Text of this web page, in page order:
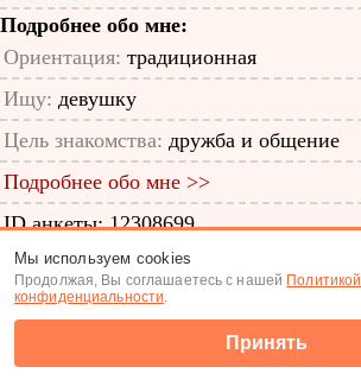
Подробнее обо мне:
Ориентация: традиционная
Ищу: девушку
Цель знакомства: дружба и общение
Подробнее обо мне >>
ID анкеты: 12308699
Знакомства|Поиск анкет
(c) Tabor.ru 2026
Мы используем cookies
Продолжая, Вы соглашаетесь с нашей Политикой
конфиденциальности.
Принять